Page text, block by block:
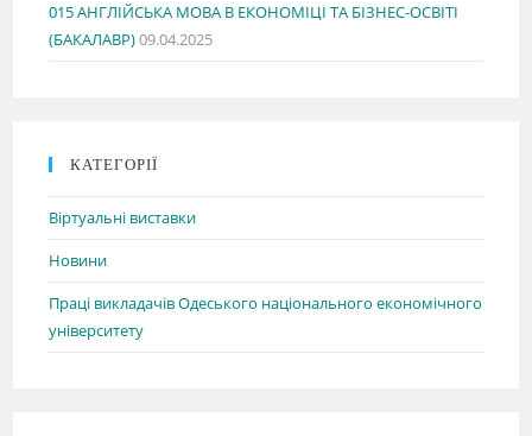
015 АНГЛІЙСЬКА МОВА В ЕКОНОМІЦІ ТА БІЗНЕС-ОСВІТІ
(БАКАЛАВР)09.04.2025
КАТЕГОРІЇ
Віртуальні виставки
Новини
Праці викладачів Одеського національного економічного
університету